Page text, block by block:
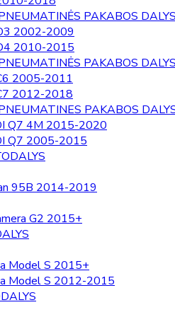
PAKABOS DALYS
2002-2009
2010-2015
PAKABOS DALYS
2005-2011
2012-2018
PAKABOS
Q7 4M 2015-2020
Q7 2005-2015
95B 2014-2019
G2 2015+
Model S 2015+
Model S 2012-2015